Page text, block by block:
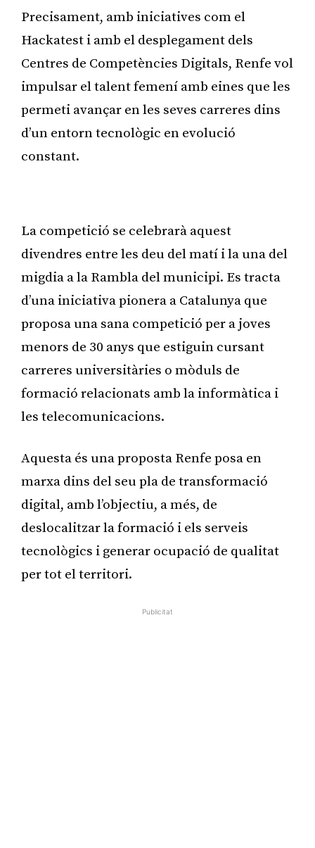
Precisament, amb iniciatives com el
Hackatest i amb el desplegament dels
Centres de Competències Digitals, Renfe vol
impulsar el talent femení amb eines que les
permeti avançar en les seves carreres dins
d’un entorn tecnològic en evolució
constant.
La competició se celebrarà aquest
divendres entre les deu del matí i la una del
migdia a la Rambla del municipi. Es tracta
d’una iniciativa pionera a Catalunya que
proposa una sana competició per a joves
menors de 30 anys que estiguin cursant
carreres universitàries o mòduls de
formació relacionats amb la informàtica i
les telecomunicacions.
Aquesta és una proposta Renfe posa en
marxa dins del seu pla de transformació
digital, amb l’objectiu, a més, de
deslocalitzar la formació i els serveis
tecnològics i generar ocupació de qualitat
per tot el territori.
Publicitat